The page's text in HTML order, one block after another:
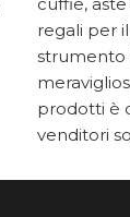
regali per
strumento
prodotti è
venditori